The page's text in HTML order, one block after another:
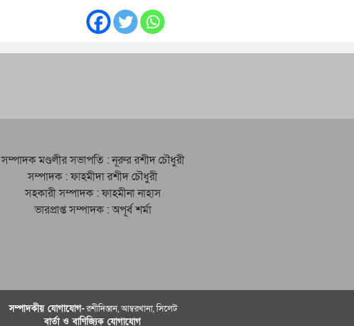
সম্পাদক মণ্ডলীর সভাপতি : নূরুর রশীদ চৌধুরী
সম্পাদক : ফাহমীদা রশীদ চৌধুরী
সহকারী সম্পাদক : ফাহমীনা নাহাস
ভারপ্রাপ্ত সম্পাদক : অপূর্ব শর্মা
সম্পাদকীয় যােগাযোগ-রশীদিস্তান, আম্বরখানা, সিলেট
বার্তা ও বাণিজ্যিক যোগাযােগ